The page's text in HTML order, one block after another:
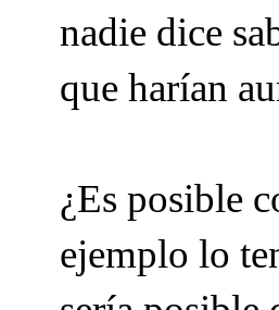
nadie dice
que harían
¿Es posible
ejemplo lo